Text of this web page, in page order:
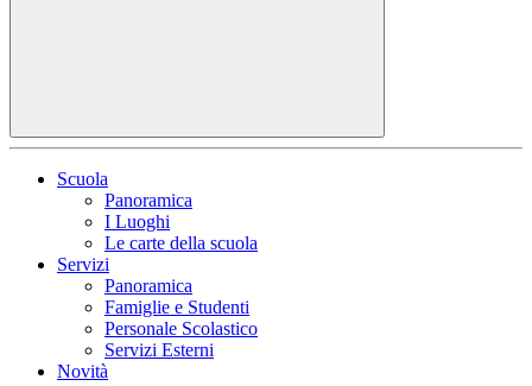
Scuola
Panoramica
I Luoghi
Le carte della scuola
Servizi
Panoramica
Famiglie e Studenti
Personale Scolastico
Servizi Esterni
Novità